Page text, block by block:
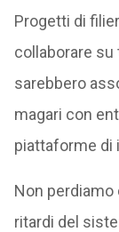
Progetti di
collaborare su
sarebbero
magari con
piattaforme di
Non perdiamo
ritardi del